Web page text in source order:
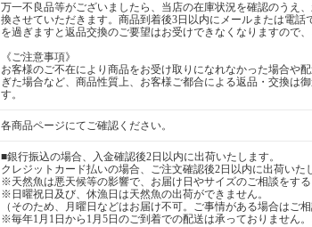
万一不良品等がございましたら、当店の在庫状況を確認のうえ
換させていただきます。商品到着後3日以内にメールまたは電話
を過ぎますと返品交換のご要望はお受けできなくなりますので、
《ご注意事項》
お客様のご不在により商品をお受け取りになれなかった場合や
ぎた場合など、商品性質上、お客様ご都合による返品・交換は
す。
各商品ページにてご確認ください。
■銀行振込の場合、入金確認後2日以内に出荷いたします。
クレジットカード払いの場合、ご注文確認後2日以内に出荷いた
※天然魚は悪天候等の影響で、お届け日やサイズのご相談をする
※日曜祝日及び、休漁日は天然魚の出荷ができません。
（そのため、月曜日などはお届け不可。ご事情がある場合はご相
※毎年1月1日から1月5日のご到着での配送は承っておりません。